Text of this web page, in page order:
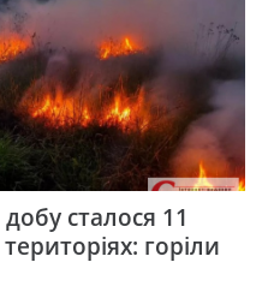
сталося 11
горіли